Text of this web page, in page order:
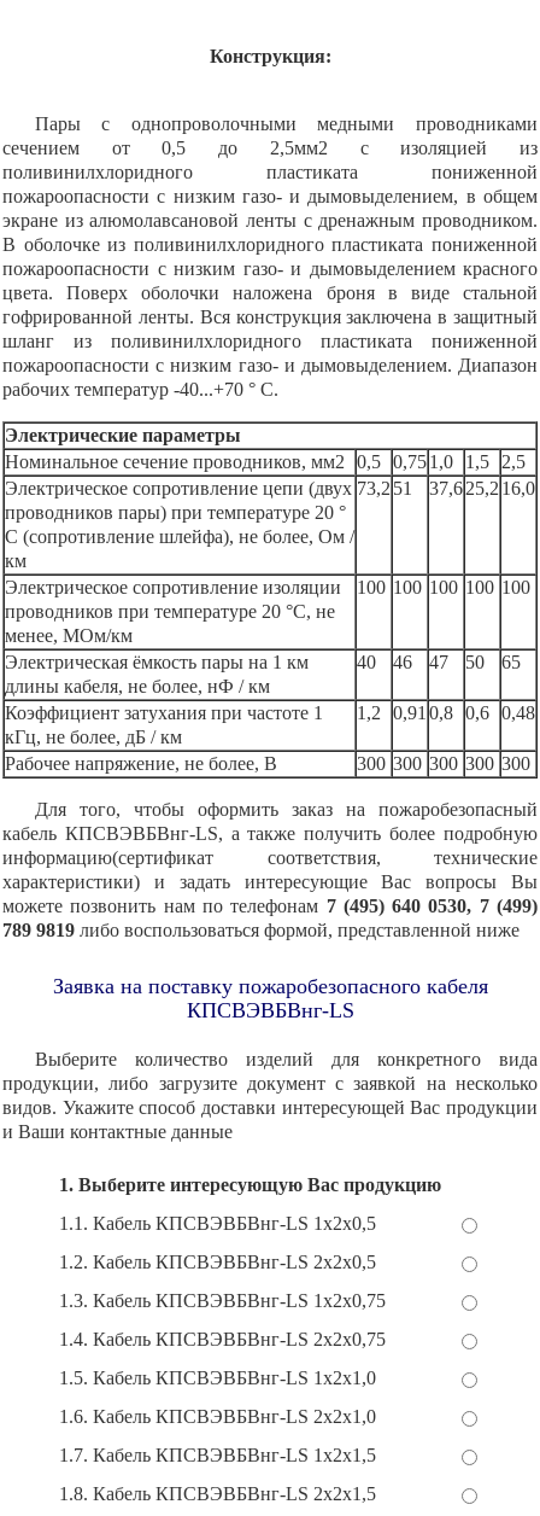
Конструкция:
Пары с однопроволочными медными проводниками
сечением от 0,5 до 2,5мм2 с изоляцией из
поливинилхлоридного пластиката пониженной
пожароопасности с низким газо- и дымовыделением, в общем
экране из алюмолавсановой ленты с дренажным проводником.
В оболочке из поливинилхлоридного пластиката пониженной
пожароопасности с низким газо- и дымовыделением красного
цвета. Поверх оболочки наложена броня в виде стальной
гофрированной ленты. Вся конструкция заключена в защитный
шланг из поливинилхлоридного пластиката пониженной
пожароопасности с низким газо- и дымовыделением. Диапазон
рабочих температур -40...+70 ° С.
Электрические параметры
Номинальное сечение проводников, мм2
0,5 0,751,0 1,5
2,5
Электрическое сопротивление цепи (двух
проводников пары) при температуре 20 °
C (сопротивление шлейфа), не более, Ом /
км
73,2 51 37,625,2 16,0
Электрическое сопротивление изоляции
проводников при температуре 20 °C, не
менее, МОм/км
100 100 100 100 100
Электрическая ёмкость пары на 1 км
длины кабеля, не более, нФ / км
40 46 47 50 65
Коэффициент затухания при частоте 1
кГц, не более, дБ / км
1,2 0,91 0,8 0,6 0,48
Рабочее напряжение, не более, В 300 300 300 300 300
Для того, чтобы оформить заказ на пожаробезопасный
кабель КПСВЭВБВнг-LS, а также получить более подробную
информацию(сертификат соответствия, технические
характеристики) и задать интересующие Вас вопросы Вы
можете позвонить нам по телефонам 7 (495) 640 0530, 7 (499)
789 9819 либо воспользоваться формой, представленной ниже
Заявка на поставку пожаробезопасного кабеля
КПСВЭВБВнг-LS
Выберите количество изделий для конкретного вида
продукции, либо загрузите документ с заявкой на несколько
видов. Укажите способ доставки интересующей Вас продукции
и Ваши контактные данные
1. Выберите интересующую Вас продукцию
1.1. Кабель КПСВЭВБВнг-LS 1х2х0,5
1.2. Кабель КПСВЭВБВнг-LS 2х2х0,5
1.3. Кабель КПСВЭВБВнг-LS 1х2х0,75
1.4. Кабель КПСВЭВБВнг-LS 2х2х0,75
1.5. Кабель КПСВЭВБВнг-LS 1х2х1,0
1.6. Кабель КПСВЭВБВнг-LS 2х2х1,0
1.7. Кабель КПСВЭВБВнг-LS 1х2х1,5
1.8. Кабель КПСВЭВБВнг-LS 2х2х1,5